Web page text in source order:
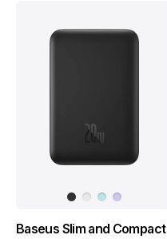
Baseus Slim and Compact